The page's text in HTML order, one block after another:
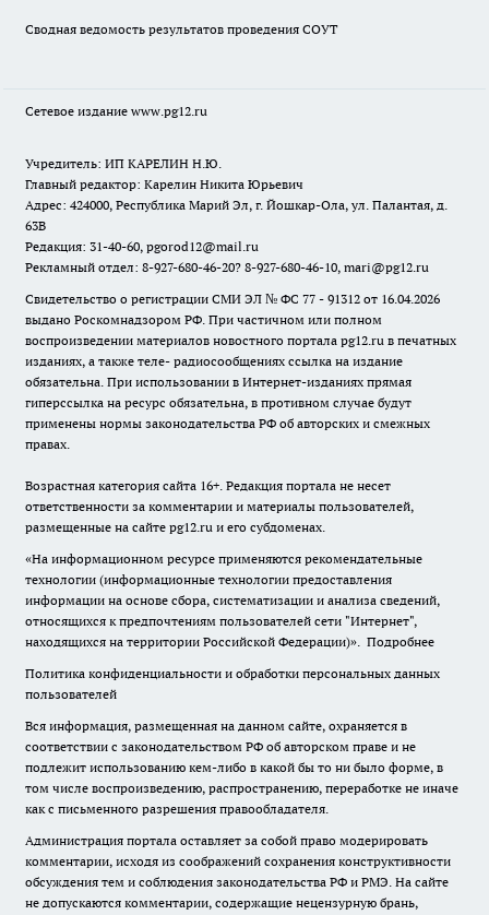
Сводная ведомость результатов проведения СОУТ
Сетевое издание www.pg12.ru
Учредитель: ИП КАРЕЛИН Н.Ю.
Главный редактор: Карелин Никита Юрьевич
Адрес: 424000, Республика Марий Эл, г. Йошкар-Ола, ул. Палантая, д.
63В
Редакция: 31-40-60, pgorod12@mail.ru
Рекламный отдел: 8-927-680-46-20? 8-927-680-46-10, mari@pg12.ru
Свидетельство о регистрации СМИ ЭЛ № ФС 77 - 91312 от 16.04.2026
выдано Роскомнадзором РФ. При частичном или полном
воспроизведении материалов новостного портала pg12.ru в печатных
изданиях, а также теле- радиосообщениях ссылка на издание
обязательна. При использовании в Интернет-изданиях прямая
гиперссылка на ресурс обязательна, в противном случае будут
применены нормы законодательства РФ об авторских и смежных
правах.
Возрастная категория сайта 16+. Редакция портала не несет
ответственности за комментарии и материалы пользователей,
размещенные на сайте pg12.ru и его субдоменах.
«На информационном ресурсе применяются рекомендательные
технологии (информационные технологии предоставления
информации на основе сбора, систематизации и анализа сведений,
относящихся к предпочтениям пользователей сети "Интернет",
находящихся на территории Российской Федерации)». Подробнее
Политика конфиденциальности и обработки персональных данных
пользователей
Вся информация, размещенная на данном сайте, охраняется в
соответствии с законодательством РФ об авторском праве и не
подлежит использованию кем-либо в какой бы то ни было форме, в
том числе воспроизведению, распространению, переработке не иначе
как с письменного разрешения правообладателя.
Администрация портала оставляет за собой право модерировать
комментарии, исходя из соображений сохранения конструктивности
обсуждения тем и соблюдения законодательства РФ и РМЭ. На сайте
не допускаются комментарии, содержащие нецензурную брань,